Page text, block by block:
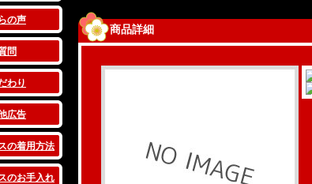
の声
問
わり
広告
の着用方法
のお手入れ
商品詳細